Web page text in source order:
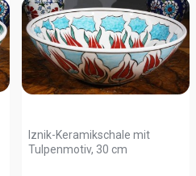
Iznik-Keramikschale mit
Tulpenmotiv, 30 cm